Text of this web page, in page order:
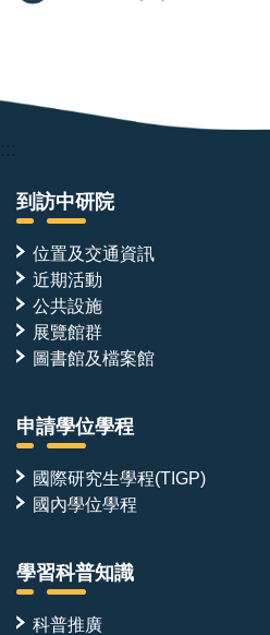
:::
到訪中研院
位置及交通資訊
近期活動
公共設施
展覽館群
圖書館及檔案館
申請學位學程
國際研究生學程(TIGP)
國內學位學程
學習科普知識
科普推廣